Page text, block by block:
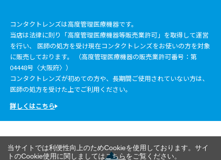
コンタクトレンズは高度管理医療機器です。
当店は法律に則り「高度管理医療機器等販売業許可」を取得して運営
を行い、 医師の処方を受け現在コンタクトレンズをお使いの方を対象
に販売しております。 （高度管理医療機器の販売業許可番号：第
04448号〈大阪府〉）
コンタクトレンズが初めての方や、長期間ご使用されていない方は、
医師の処方を受けた上でご利用ください。
詳しくはこちら
当サイトでは利便性向上のためCookieを使用しております。サイ
トのCookie使用に関しましてはこちらをご覧ください。